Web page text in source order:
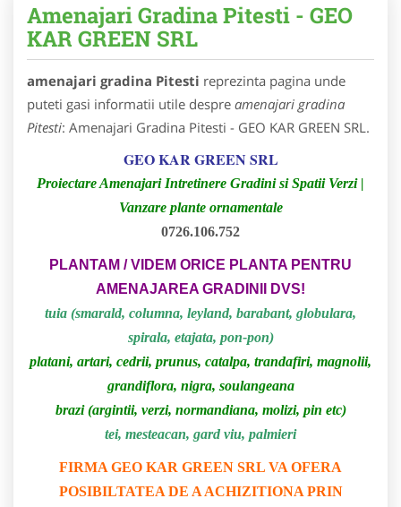
Amenajari Gradina Pitesti - GEO
KAR GREEN SRL
amenajari gradina Pitesti reprezinta pagina unde
puteti gasi informatii utile despre amenajari gradina
Pitesti: Amenajari Gradina Pitesti - GEO KAR GREEN SRL.
GEO KAR GREEN SRL
Proiectare Amenajari Intretinere Gradini si Spatii Verzi |
Vanzare plante ornamentale
0726.106.752
PLANTAM / VIDEM ORICE PLANTA PENTRU
AMENAJAREA GRADINII DVS!
tuia (smarald, columna, leyland, barabant, globulara,
spirala, etajata, pon-pon)
platani, artari, cedrii, prunus, catalpa, trandafiri, magnolii,
grandiflora, nigra, soulangeana
brazi (argintii, verzi, normandiana, molizi, pin etc)
tei, mesteacan, gard viu, palmieri
FIRMA GEO KAR GREEN SRL VA OFERA
POSIBILTATEA DE A ACHIZITIONA PRIN